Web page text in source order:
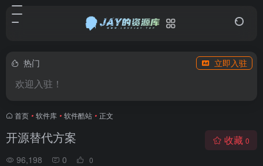
热门 立即入驻
欢迎入驻！
首页 • 软件库 • 软件酷站 • 正文
开源替代方案
96,198 0 0
收藏 0